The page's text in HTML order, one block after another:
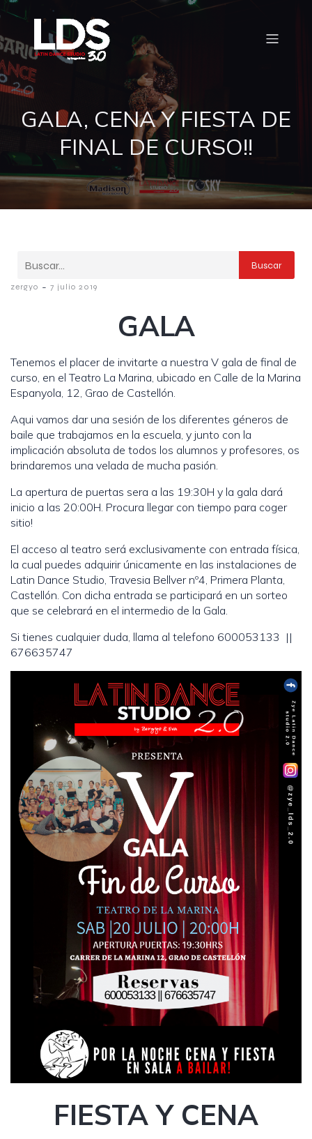
GALA, CENA Y FIESTA DE
FINAL DE CURSO!!
Buscar
zergyo - 7 julio 2019
GALA
Tenemos el placer de invitarte a nuestra V gala de final de
curso, en el Teatro La Marina, ubicado en Calle de la Marina
Espanyola, 12, Grao de Castellón.
Aqui vamos dar una sesión de los diferentes géneros de
baile que trabajamos en la escuela, y junto con la
implicación absoluta de todos los alumnos y profesores, os
brindaremos una velada de mucha pasión.
La apertura de puertas sera a las 19:30H y la gala dará
inicio a las 20:00H. Procura llegar con tiempo para coger
sitio!
El acceso al teatro será exclusivamente con entrada física,
la cual puedes adquirir únicamente en las instalaciones de
Latin Dance Studio, Travesia Bellver nº4, Primera Planta,
Castellón. Con dicha entrada se participará en un sorteo
que se celebrará en el intermedio de la Gala.
Si tienes cualquier duda, llama al telefono 600053133 ||
676635747
FIESTA Y CENA